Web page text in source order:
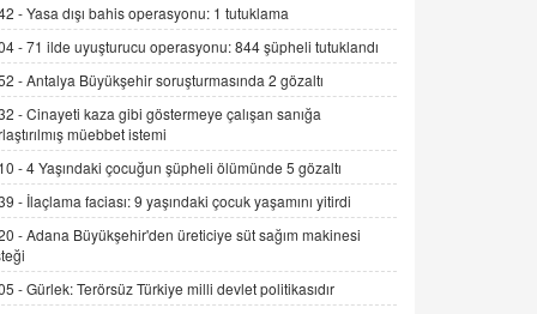
SEHER EREK
Kış Ayları Geldi, Hangi Önlemler
Alınmalı?
9.12.2025 10:11
İNCİ GÜL AKÖL
Trump Keşke Adana'yı da Ziyaret Etse...
06.07.2026 13:00
Esed Destekçilerinin Yüzüne Vurulan
Şamar: Sednaya
-Yasa dışı bahis operasyonu: 1 tutuklama
-71 ilde uyuşturucu operasyonu: 844 şüpheli tutuklandı
-Antalya Büyükşehir soruşturmasında 2 gözaltı
-Cinayeti kaza gibi göstermeye çalışan sanığa
müebbet istemi
-4 Yaşındaki çocuğun şüpheli ölümünde 5 gözaltı
- İlaçlama faciası: 9 yaşındaki çocuk yaşamını yitirdi
-Adana Büyükşehir'den üreticiye süt sağım makinesi
-Gürlek: Terörsüz Türkiye milli devlet politikasıdır